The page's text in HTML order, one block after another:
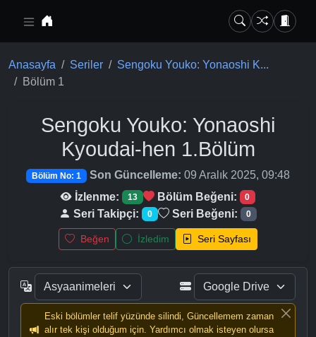
Anasayfa Seriler
Sengoku Youko: Yonaoshi K...
Bölüm 1
Sengoku Youko: Yonaoshi
Kyoudai-hen 1.Bölüm
Bölüm No: 1 Son Güncelleme: 09 Aralık 2025, 09:48
İzlenme:
13 Bölüm Beğeni: 0
Seri Takipçi: 0 Seri Beğeni: 0
Beğen İzledim Seri Sayfası
Eski bölümler telif yüzünde silindi, Güncellemem zaman
alır tek kişi olduğum için. Yardımcı olmak isteyen olursa